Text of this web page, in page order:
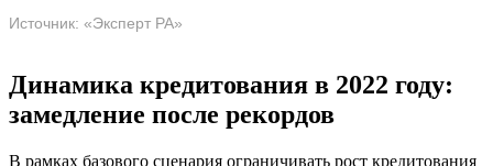
Источник: «Эксперт РА»
Динамика кредитования в 2022 году:
замедление после рекордов
В рамках базового сценария ограничивать рост кредитования